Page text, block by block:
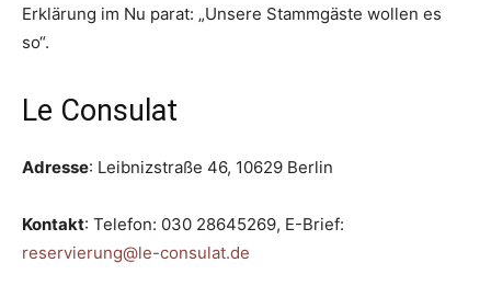
Erklärung im Nu parat: „Unsere Stammgäste wollen es
so“.
Le Consulat
Adresse: Leibnizstraße 46, 10629 Berlin
Kontakt: Telefon: 030 28645269, E-Brief:
reservierung@le-consulat.de